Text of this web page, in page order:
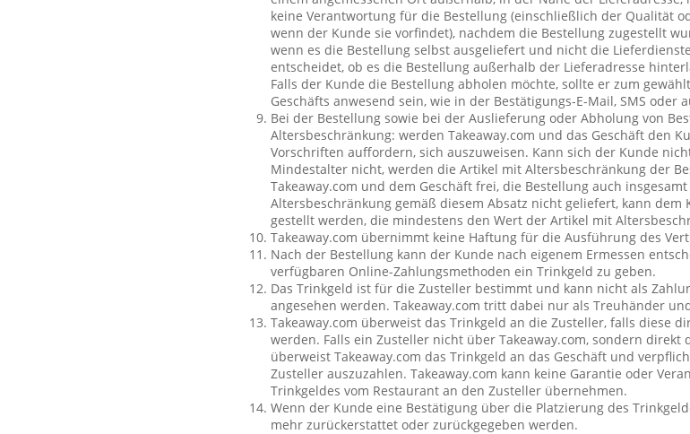
keine Verantwortung für die Bestellung (einschließlich der Qualität
wenn der Kunde sie vorfindet), nachdem die Bestellung zugestellt
wenn es die Bestellung selbst ausgeliefert und nicht die
entscheidet, ob es die Bestellung außerhalb der Lieferadresse
Falls der Kunde die Bestellung abholen möchte, sollte er zum
Geschäfts anwesend sein, wie in der Bestätigungs-E-Mail, SMS oder
Bei der Bestellung sowie bei der Auslieferung oder Abholung von
Altersbeschränkung: werden Takeaway.com und das Geschäft den
Vorschriften auffordern, sich auszuweisen. Kann sich der Kunde
Mindestalter nicht, werden die Artikel mit Altersbeschränkung der
Takeaway.com und dem Geschäft frei, die Bestellung auch
Altersbeschränkung gemäß diesem Absatz nicht geliefert, kann
gestellt werden, die mindestens den Wert der Artikel mit
Takeaway.com übernimmt keine Haftung für die Ausführung des
Nach der Bestellung kann der Kunde nach eigenem Ermessen
verfügbaren Online-Zahlungsmethoden ein Trinkgeld zu geben.
Das Trinkgeld ist für die Zusteller bestimmt und kann nicht als
angesehen werden. Takeaway.com tritt dabei nur als Treuhänder
Takeaway.com überweist das Trinkgeld an die Zusteller, falls diese
werden. Falls ein Zusteller nicht über Takeaway.com, sondern
überweist Takeaway.com das Trinkgeld an das Geschäft und
Zusteller auszuzahlen. Takeaway.com kann keine Garantie oder
Trinkgeldes vom Restaurant an den Zusteller übernehmen.
Wenn der Kunde eine Bestätigung über die Platzierung des
mehr zurückerstattet oder zurückgegeben werden.